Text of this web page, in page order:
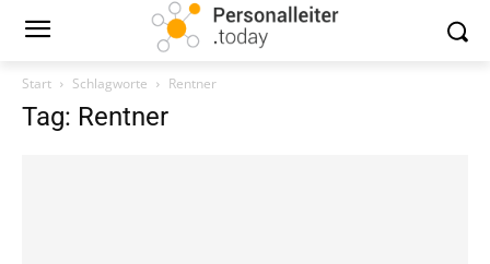
Start Schlagworte Rentner
Tag: Rentner